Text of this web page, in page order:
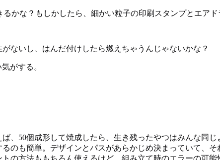
かな？もしかしたら、細かい粒子の印刷スタンプとエアド
ないし、はんだ付けしたら燃えちゃうんじゃないかな？
がする。
、50個成形して焼成したら、生き残ったやつはみんな同
のも簡単。デザインとパスがあらかじめ決まっていて、
の方法ももちろん使えるけど、組み立て時のエラーの可